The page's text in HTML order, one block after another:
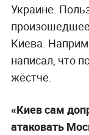
Украине.
Киева.
написал, что
жёстче.
«Киев сам
атаковать